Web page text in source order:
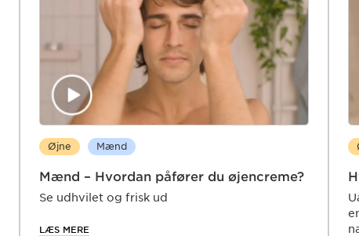
Øjne Mænd
Mænd – Hvordan påfører du øjencreme?
Se udhvilet og frisk ud
LÆS MERE